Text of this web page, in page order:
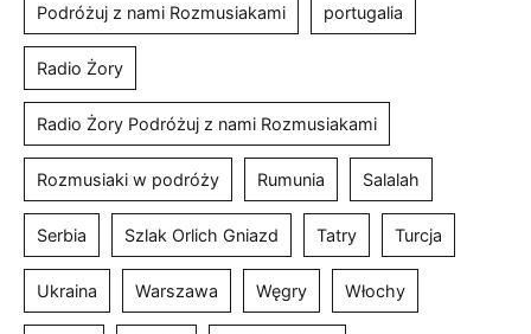
Podróżuj z nami Rozmusiakami portugalia
Radio Żory
Radio Żory Podróżuj z nami Rozmusiakami
Rozmusiaki w podróży Rumunia Salalah
Serbia Szlak Orlich Gniazd Tatry Turcja
Ukraina Warszawa Węgry Włochy